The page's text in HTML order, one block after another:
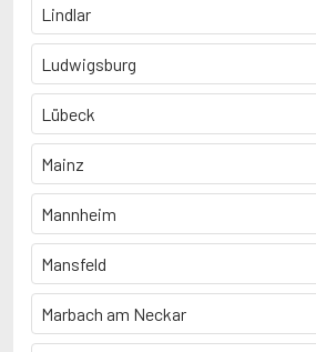
Lindlar
Ludwigsburg
Lübeck
Mainz
Mannheim
Mansfeld
Marbach am Neckar